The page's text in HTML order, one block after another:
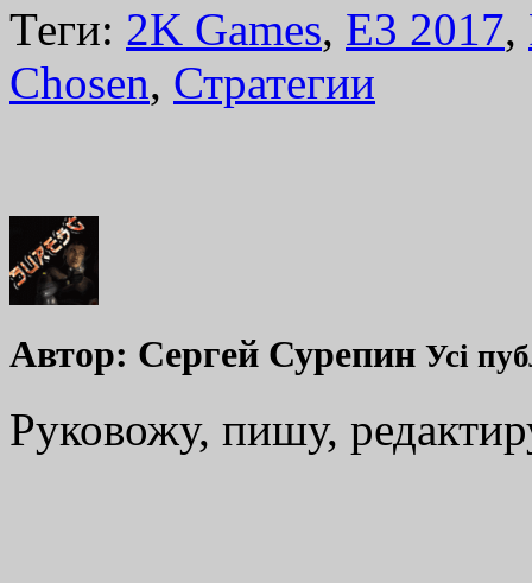
Теги: 2K Games, E3 2017,
Chosen, Стратегии
Автор: Сергей Сурепин Усі
Руковожу, пишу,